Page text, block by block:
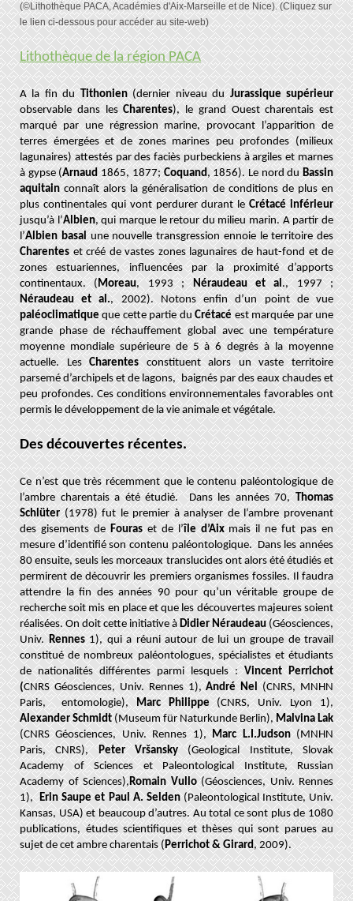
(©Lithothèque PACA, Académies d'Aix-Marseille et de Nice). (Cliquez sur
le lien ci-dessous pour accéder au site-web)
Lithothèque de la région PACA
A la fin du Tithonien(dernier niveau duJurassique supérieur
observable dans lesCharentes), le grand Ouest charentais est
marqué par une régression marine, provocant l’apparition de
terres émergées et de zones marines peu profondes (milieux
lagunaires) attestés par des faciès purbeckiens à argiles et marnes
à gypse (Arnaud1865, 1877;Coquand, 1856). Le nord duBassin
aquitainconnaît alors la généralisation de conditions de plus en
plus continentales qui vont perdurer durant leCrétacé inférieur
jusqu’à l’Albien, qui marque le retour du milieu marin. A partir de
l’Albien basalune nouvelle transgression ennoie le territoire des
Charenteset créé de vastes zones lagunaires de haut-fond et de
zones estuariennes, influencées par la proximité d’apports
continentaux. (Moreau, 1993 ;Néraudeau et al., 1997 ;
Néraudeau et al., 2002). Notons enfin d’un point de vue
paléoclimatiqueque cette partie duCrétacéest marquée par une
grande phase de réchauffement global avec une température
moyenne mondiale supérieure de 5 à 6 degrés à la moyenne
actuelle. LesCharentesconstituent alors un vaste territoire
parsemé d’archipels et de lagons, baignés par des eaux chaudes et
peu profondes. Ces conditions environnementales favorables ont
permis le développement de la vie animale et végétale.
Des découvertes récentes.
Ce n’est que très récemment que le contenu paléontologique de
l’ambre charentais a été étudié. Dans les années 70, Thomas
Schlüter (1978) fut le premier à analyser de l’ambre provenant
des gisements de Fouras et de l’île d’Aix mais il ne fut pas en
mesure d’identifié son contenu paléontologique. Dans les années
80 ensuite, seuls les morceaux translucides ont alors été étudiés et
permirent de découvrir les premiers organismes fossiles. Il faudra
attendre la fin des années 90 pour qu’un véritable groupe de
recherche soit mis en place et que les découvertes majeures soient
réalisées. On doit cette initiative à Didier Néraudeau (Géosciences,
Univ. Rennes 1), qui a réuni autour de lui un groupe de travail
constitué de nombreux paléontologues, spécialistes et étudiants
de nationalités différentes parmi lesquels : Vincent Perrichot
(CNRS Géosciences, Univ. Rennes 1), André Nel (CNRS, MNHN
Paris, entomologie),
Marc Philippe
(CNRS, Univ. Lyon 1),
Alexander Schmidt (Museum für Naturkunde Berlin), Malvina Lak
(CNRS Géosciences, Univ. Rennes 1), Marc L.I.Judson (MNHN
Paris, CNRS),
Peter Vršansky(Geological Institute, Slovak
Academy of Sciences et Paleontological Institute, Russian
Academy of Sciences),Romain Vullo (Géosciences, Univ. Rennes
1), Erin Saupe et Paul A. Selden (Paleontological Institute, Univ.
Kansas, USA) et beaucoup d’autres. Au total ce sont plus de 1080
publications, études scientifiques et thèses qui sont parues au
sujet de cet ambre charentais (Perrichot & Girard, 2009).